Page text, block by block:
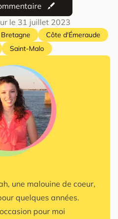
le 31 juillet 2023
Bretagne
Côte d'Émeraude
Saint-Malo
une malouine de coeur,
quelques années.
pour moi